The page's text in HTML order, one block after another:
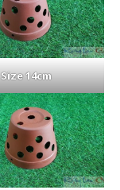
Size 14cm